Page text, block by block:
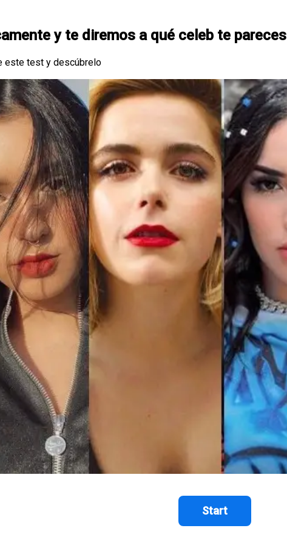
y te diremos a qué celeb te pareces
este test y descúbrelo
Start